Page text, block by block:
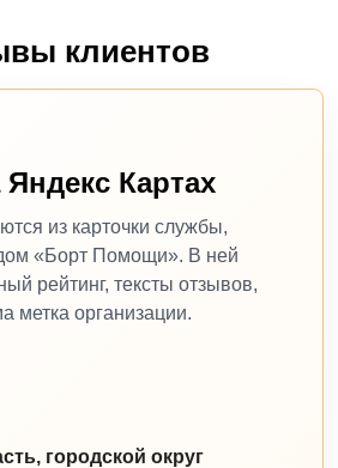
клиентов
Картах
из карточки службы,
«Борт Помощи». В ней
рейтинг, тексты отзывов,
метка организации.
городской округ